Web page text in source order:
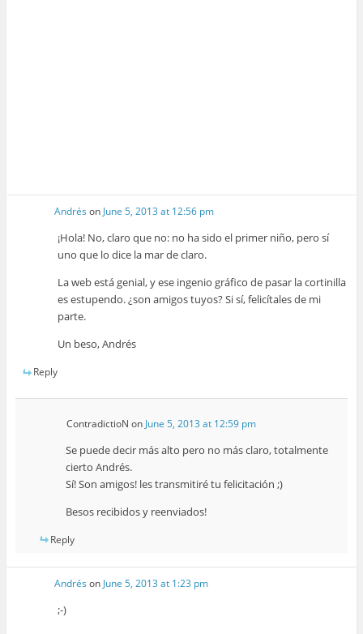
Andrés onJune 5, 2013 at 12:56 pm
¡Hola! No, claro que no: no ha sido el primer niño, pero sí
uno que lo dice la mar de claro.
La web está genial, y ese ingenio gráfico de pasar la cortinilla
es estupendo. ¿son amigos tuyos? Si sí, felicítales de mi
parte.
Un beso, Andrés
Reply
ContradictioN on June 5, 2013 at 12:59 pm
Se puede decir más alto pero no más claro, totalmente
cierto Andrés.
Sí! Son amigos! les transmitiré tu felicitación ;)
Besos recibidos y reenviados!
Reply
Andrés onJune 5, 2013 at 1:23 pm
;-)